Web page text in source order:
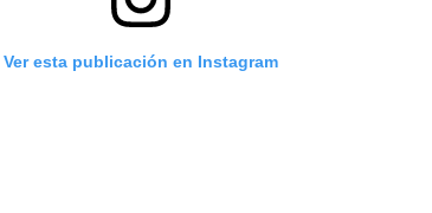
Ver esta publicación en Instagram